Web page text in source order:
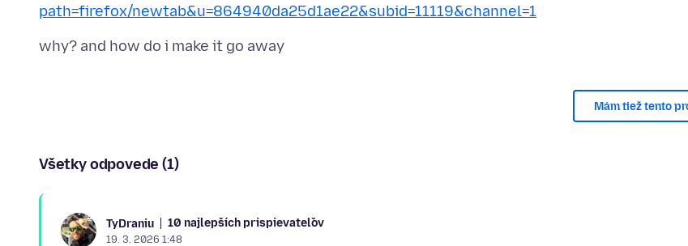
path=firefox/newtab&u=864940da25d1ae22&subid=11119&channel=1
Mám tiež tento
Všetky odpovede (1)
TyDraniu 10 najlepších prispievateľov
19. 3. 2026 1:48